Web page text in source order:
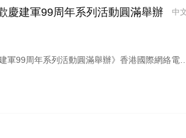
中
建軍99周年系列活動圓滿舉辦
系列活動圓滿舉辦》香港國際網絡電視台/2026.07.24